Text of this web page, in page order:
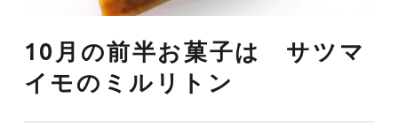
10月の前半お菓子は サツマ
イモのミルリトン